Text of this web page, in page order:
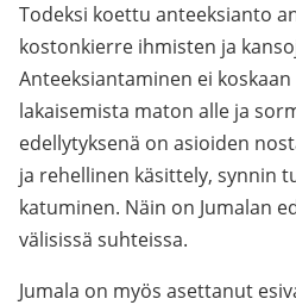
Todeksi koettu anteeksianto
kostonkierre ihmisten ja
Anteeksiantaminen ei
lakaisemista maton alle ja
edellytyksenä on asioiden
ja rehellinen käsittely, synnin
katuminen. Näin on Jumalan
välisissä suhteissa.
Jumala on myös asettanut